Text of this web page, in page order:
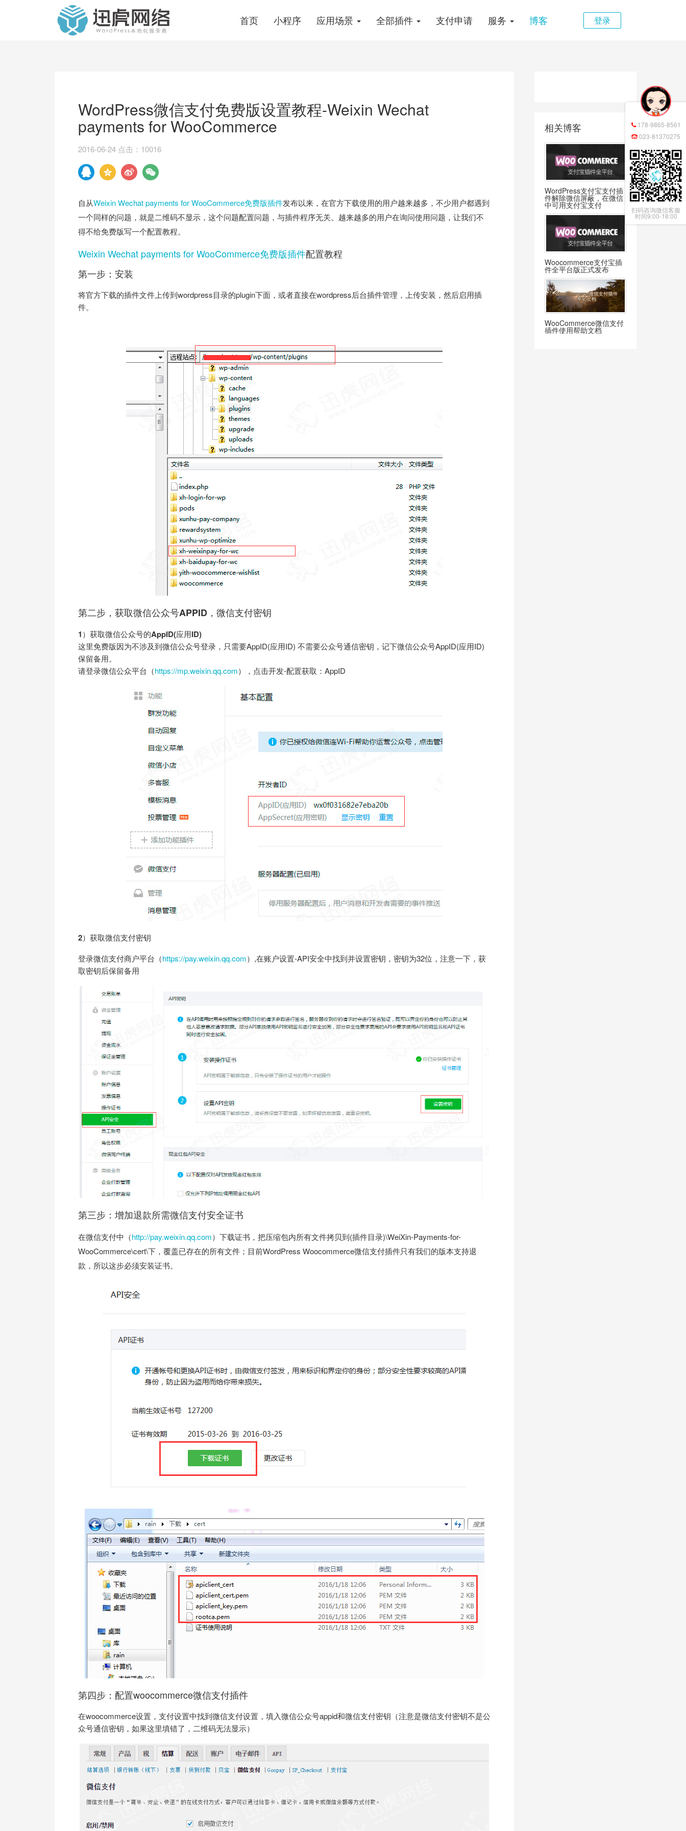
登录
首页 小程序 应用场景 全部插件 支付申请 服务 博客
WordPress微信支付免费版设置教程-Weixin Wechat
payments for WooCommerce
2016-06-24 点击：10016
自从Weixin Wechat payments for WooCommerce免费版插件发布以来，在官方下载使用的用户越来越多，不少用户都遇到
一个同样的问题，就是二维码不显示，这个问题配置问题，与插件程序无关。越来越多的用户在询问使用问题，让我们不
得不给免费版写一个配置教程。
Weixin Wechat payments for WooCommerce免费版插件配置教程
第一步：安装
将官方下载的插件文件上传到wordpress目录的plugin下面，或者直接在wordpress后台插件管理，上传安装，然后启用插
件。
第二步，获取微信公众号APPID，微信支付密钥
1）获取微信公众号的AppID(应用ID)
这里免费版因为不涉及到微信公众号登录，只需要AppID(应用ID) 不需要公众号通信密钥，记下微信公众号AppID(应用ID)
保留备用。
请登录微信公众平台（https://mp.weixin.qq.com），点击开发-配置获取：AppID
2）获取微信支付密钥
登录微信支付商户平台（https://pay.weixin.qq.com）,在账户设置-API安全中找到并设置密钥，密钥为32位，注意一下，获
取密钥后保留备用
第三步：增加退款所需微信支付安全证书
在微信支付中（http://pay.weixin.qq.com）下载证书，把压缩包内所有文件拷贝到(插件目录)\WeiXin-Payments-for-
WooCommerce\cert\下，覆盖已存在的所有文件；目前WordPress Woocommerce微信支付插件只有我们的版本支持退
款，所以这步必须安装证书。
第四步：配置woocommerce微信支付插件
在woocommerce设置，支付设置中找到微信支付设置，填入微信公众号appid和微信支付密钥（注意是微信支付密钥不是公
众号通信密钥，如果这里填错了，二维码无法显示）
相关博客
WordPress支付宝支付插
件解除微信屏蔽，在微信
中可用支付宝支付
Woocommerce支付宝插
件全平台版正式发布
WooCommerce微信支付
插件使用帮助文档
178-9865-8561
023-81370275
扫码咨询微信客服
时间9:00-18:00